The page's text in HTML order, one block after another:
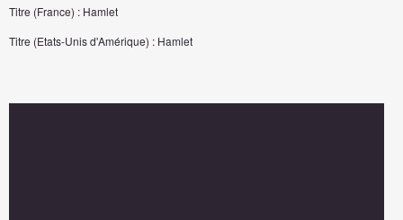
Titre (France) : Hamlet
Titre (Etats-Unis d'Amérique) : Hamlet